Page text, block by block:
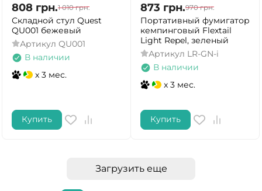
808 грн.1 010 грн.
Складной стул Quest
QU001 бежевый
Артикул QU001
В наличии
x 3 мес.
Купить
873 грн.970 грн.
Портативный фумигатор
кемпинговый Flextail
Light Repel, зеленый
Артикул LR-GN-i
В наличии
x 3 мес.
Купить
Загрузить еще